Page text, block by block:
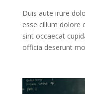
Duis aute irure
esse cillum dolore
sint occaecat
officia deserunt